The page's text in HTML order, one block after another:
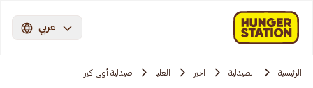
عربي
الرئيسية الصيدلية الخبر العليا صيدلية أولى كير